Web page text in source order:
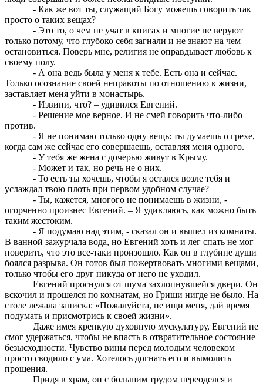
- Как же вот ты, служащий Богу можешь говорить так
просто о таких вещах?
- Это то, о чем не учат в книгах и многие не веруют
только потому, что глубоко себя загнали и не знают на чем
остановиться. Поверь мне, религия не оправдывает любовь к
своему полу.
- А она ведь была у меня к тебе. Есть она и сейчас.
Только осознание своей неправоты по отношению к жизни,
заставляет меня уйти в монастырь.
- Извини, что? – удивился Евгений.
- Решение мое верное. И не смей говорить что-либо
против.
- Я не понимаю только одну вещь: ты думаешь о грехе,
когда сам же сейчас его совершаешь, оставляя меня одного.
- У тебя же жена с дочерью живут в Крыму.
- Может и так, но речь не о них.
- То есть ты хочешь, чтобы я остался возле тебя и
услаждал твою плоть при первом удобном случае?
- Ты, кажется, многого не понимаешь в жизни, -
огорченно произнес Евгений. – Я удивляюсь, как можно быть
таким жестоким.
- Я подумаю над этим, - сказал он и вышел из комнаты.
В ванной зажурчала вода, но Евгений хоть и лег спать не мог
поверить, что это все-таки произошло. Как он в глубине души
боялся разрыва. Он готов был пожертвовать многими вещами,
только чтобы его друг никуда от него не уходил.
Евгений проснулся от шума захлопнувшейся двери. Он
вскочил и прошелся по комнатам, но Гриши нигде не было. На
столе лежала записка: «Пожалуйста, не ищи меня, дай время
подумать и присмотрись к своей жизни».
Даже имея крепкую духовную мускулатуру, Евгений не
смог удержаться, чтобы не впасть в отвратительное состояние
безысходности. Чувство вины перед молодым человеком
просто сводило с ума. Хотелось догнать его и вымолить
прощения.
Придя в храм, он с большим трудом переоделся и